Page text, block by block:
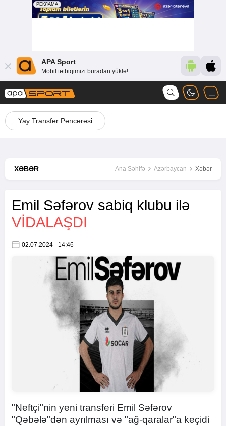
APA Sport
Mobil tətbiqimizi buradan yüklə!
Yay Transfer Pəncərəsi
XƏBƏR Ana Səhifə Azərbaycan Xəbər
Emil Səfərov sabiq klubu ilə
VIDALAŞDI
02.07.2024 - 14:46
"Neftçi"nin yeni transferi Emil Səfərov
"Qəbələ"dən ayrılması və "ağ-qaralar"a keçidi